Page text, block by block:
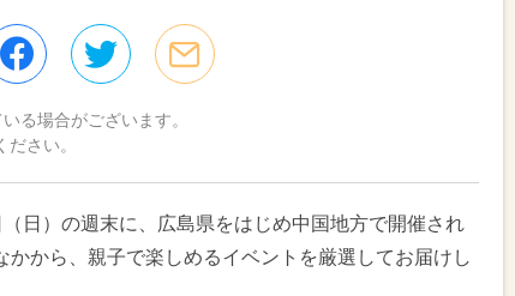
る場合がございます。
さい。
日）の週末に、広島県をはじめ中国地方で開催され
かから、親子で楽しめるイベントを厳選してお届けし